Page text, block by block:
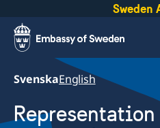
Sweden
SvenskaEnglish
Representation